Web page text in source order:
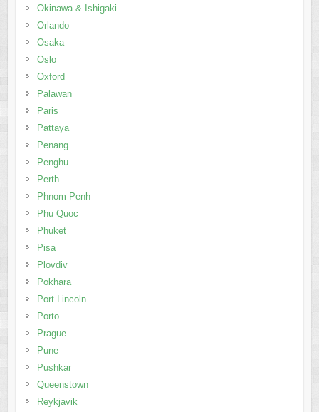
Okinawa & Ishigaki
Orlando
Osaka
Oslo
Oxford
Palawan
Paris
Pattaya
Penang
Penghu
Perth
Phnom Penh
Phu Quoc
Phuket
Pisa
Plovdiv
Pokhara
Port Lincoln
Porto
Prague
Pune
Pushkar
Queenstown
Reykjavik